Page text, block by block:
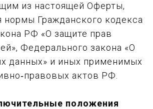
из настоящей Оферты,
нормы Гражданского кодекса
РФ «О защите прав
Федерального закона «О
данных» и иных применимых
актов РФ.
положения